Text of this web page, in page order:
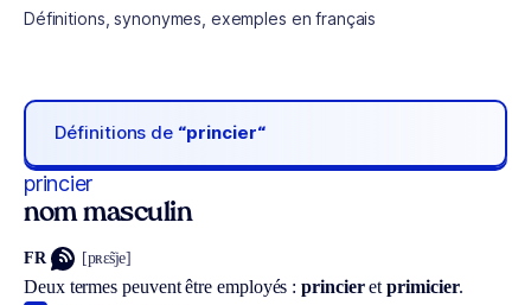
Définitions, synonymes, exemples en français
Définitions de “princier“
princier
nom masculin
FR [pʀɛ̃sje]
Deux termes peuvent être employés :princieretprimicier.